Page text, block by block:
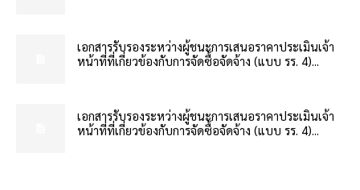
เอกสารรับรองระหว่างผู้ชนะการเสนอราคาประเมินเจ้า
หน้าที่ที่เกี่ยวข้องกับการจัดซื้อจัดจ้าง (แบบ รร. 4)...
เอกสารรับรองระหว่างผู้ชนะการเสนอราคาประเมินเจ้า
หน้าที่ที่เกี่ยวข้องกับการจัดซื้อจัดจ้าง (แบบ รร. 4)...